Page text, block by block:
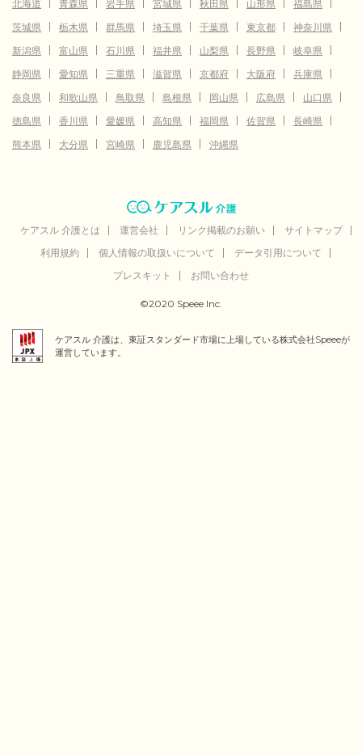
北海道 青森県 岩手県 宮城県 秋田県 山形県
福島県
茨城県
栃木県 群馬県 埼玉県 千葉県 東京都
神奈川県
新潟県
富山県 石川県 福井県 山梨県 長野県
岐阜県
静岡県
愛知県 三重県 滋賀県 京都府 大阪府
兵庫県
奈良県
和歌山県 鳥取県 島根県 岡山県 広島県
山口県
徳島県
香川県 愛媛県 高知県 福岡県 佐賀県
長崎県
熊本県
大分県 宮崎県 鹿児島県 沖縄県
ケアスル 介護とは 運営会社 リンク掲載のお願い
サイトマップ
利用規約
個人情報の取扱いについて
データ引用について
プレスキット
お問い合わせ
©2020 Speee Inc.
ケアスル 介護は、東証スタンダード市場に上場している株式会社Speeeが
運営しています。